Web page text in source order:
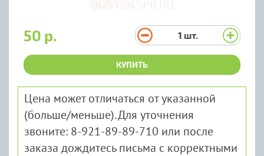
50 р. 1 шт.
КУПИТЬ
Цена может отличаться от указанной
(больше/меньше). Для уточнения
звоните: 8-921-89-89-710 или после
заказа дождитесь письма с корректными